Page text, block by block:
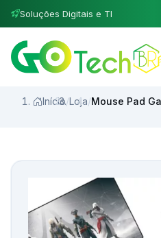
Soluções Digitais e TI
Início/Loja/